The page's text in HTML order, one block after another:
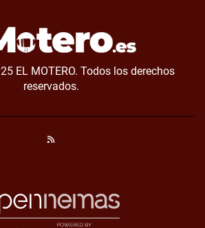
EL MOTERO. Todos los derechos
reservados.